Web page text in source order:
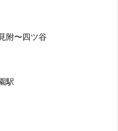
附〜四ツ谷
駅